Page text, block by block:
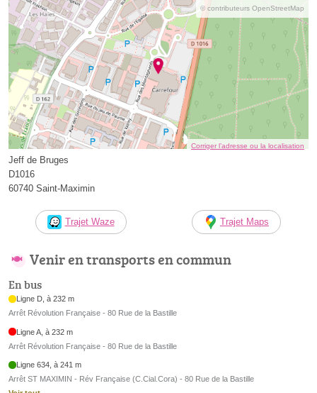
© contributeurs OpenStreetMap
Corriger l’adresse ou la localisation
Jeff de Bruges
D1016
60740 Saint-Maximin
Trajet Waze Trajet Maps
Venir en transports en commun
En bus
Ligne D, à 232 m
Arrêt Révolution Française - 80 Rue de la Bastille
Ligne A, à 232 m
Arrêt Révolution Française - 80 Rue de la Bastille
Ligne 634, à 241 m
Arrêt ST MAXIMIN - Rév Française (C.Cial.Cora) - 80 Rue de la Bastille